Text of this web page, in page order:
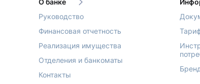
О банке
Руководство
Финансовая отчетность
Реализация имущества
Отделения и банкоматы
Контакты